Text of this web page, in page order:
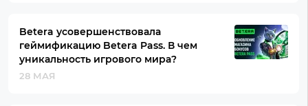
Betera усовершенствовала
геймификацию Betera Pass. В чем
уникальность игрового мира?
28 МАЯ